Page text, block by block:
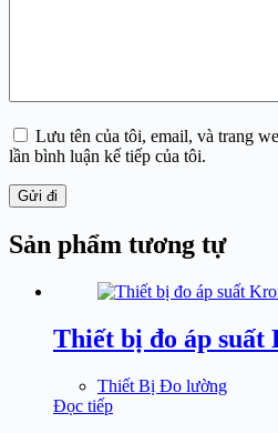
Lưu tên của tôi, email, và trang
lần bình luận kế tiếp của tôi.
Gửi đi
Sản phẩm tương tự
Thiết bị đo áp
Thiết Bị Đo lường
Đọc tiếp